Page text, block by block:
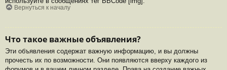
Вернуться к началу
Что такое важные объявления?
Эти объявления содержат важную информацию, и вы должны
прочесть их по возможности. Они появляются вверху каждого из